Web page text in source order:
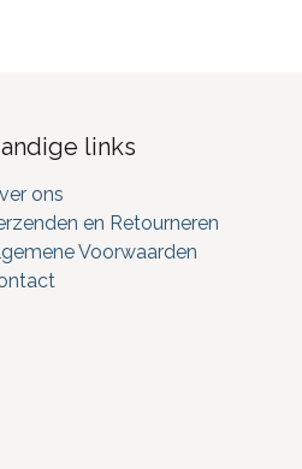
links
ons
en Retourneren
Voorwaarden